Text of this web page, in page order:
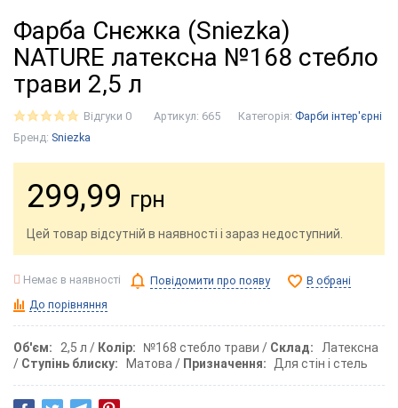
Фарба Снєжка (Sniezka)
NATURE латексна №168 стебло
трави 2,5 л
Відгуки 0 Артикул: 665 Категорія: Фарби інтер'єрні
Бренд: Sniezka
299,99 грн
Цей товар відсутній в наявності і зараз недоступний.
Немає в наявності Повідомити про появу
В обрані
До порівняння
Об'єм 2,5 л Колір №168 стебло трави Склад
Латексна
Ступінь блиску
Матова Призначення Для стін і стель